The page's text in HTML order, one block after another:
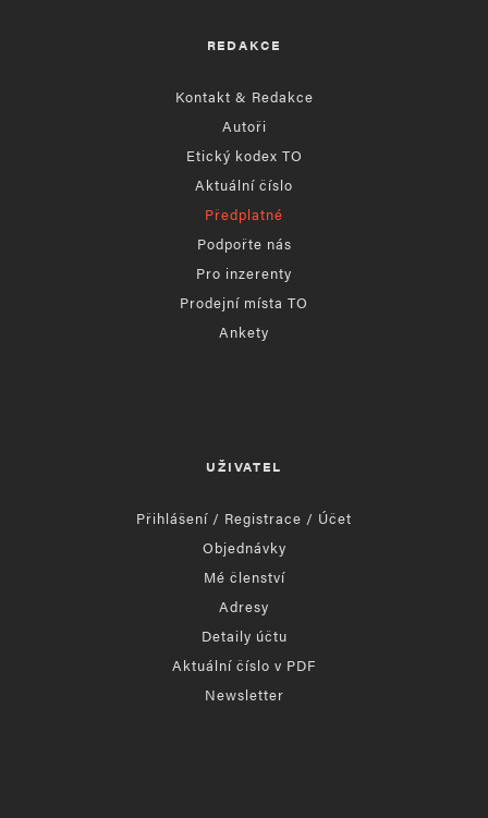
REDAKCE
Kontakt & Redakce
Autoři
Etický kodex TO
Aktuální číslo
Předplatné
Podpořte nás
Pro inzerenty
Prodejní místa TO
Ankety
UŽIVATEL
Přihlášení / Registrace / Účet
Objednávky
Mé členství
Adresy
Detaily účtu
Aktuální číslo v PDF
Newsletter